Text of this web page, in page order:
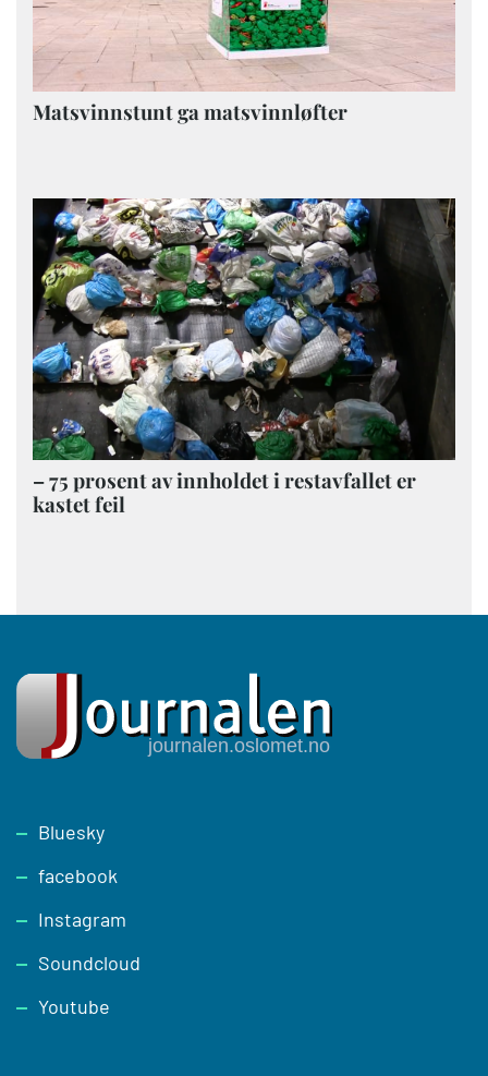
Matsvinnstunt ga matsvinnløfter
– 75 prosent av innholdet i restavfallet er
kastet feil
Footer
Bluesky
facebook
Instagram
Soundcloud
Youtube